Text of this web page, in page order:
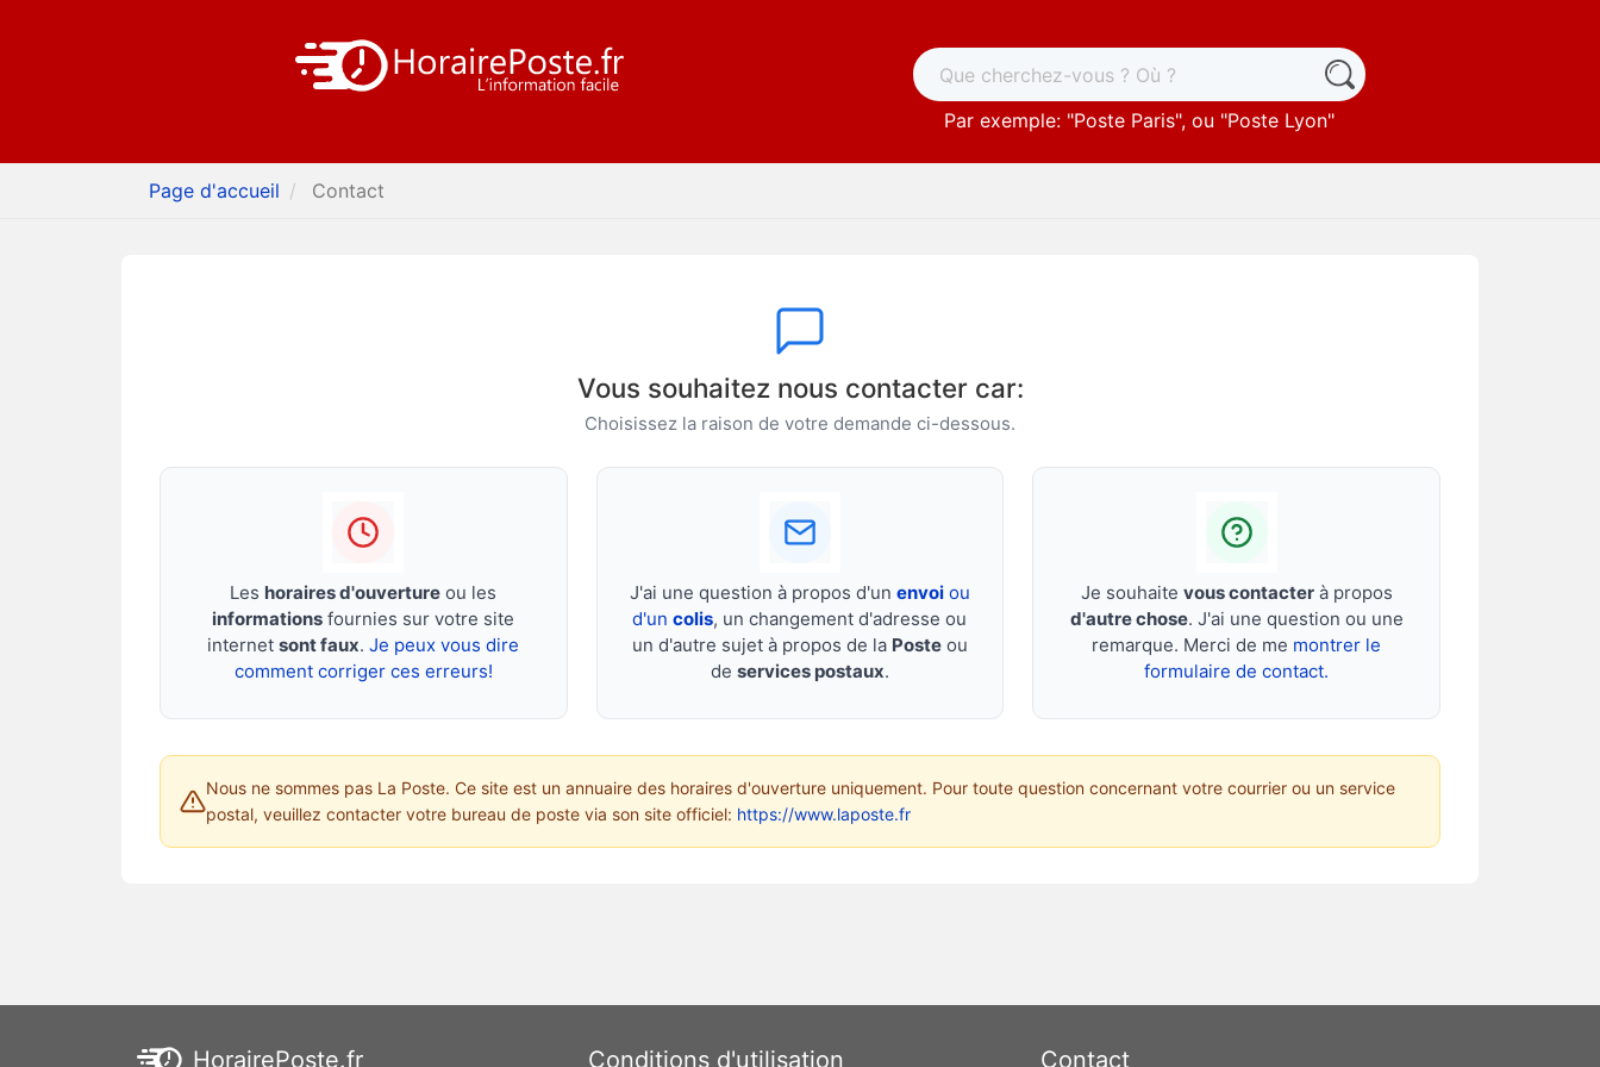
Par exemple: "Poste Paris", ou "Poste Lyon"
Page d'accueil Contact
Vous souhaitez nous contacter car:
Choisissez la raison de votre demande ci-dessous.
Les horaires d'ouverture ou les
informations fournies sur votre site
internetsont faux.Je peux vous dire
comment corriger ces erreurs!
J'ai une question à propos d'un envoiou
d'uncolis, un changement d'adresse ou
un d'autre sujet à propos de la Posteou
de services postaux.
Je souhaite vous contacterà propos
d'autre chose. J'ai une question ou une
remarque. Merci de me montrer le
formulaire de contact.
Nous ne sommes pas La Poste. Ce site est un annuaire des horaires d'ouverture uniquement. Pour toute question concernant votre courrier ou un service
postal, veuillez contacter votre bureau de poste via son site officiel: https://www.laposte.fr
HorairePoste.fr Conditions d'utilisation Contact